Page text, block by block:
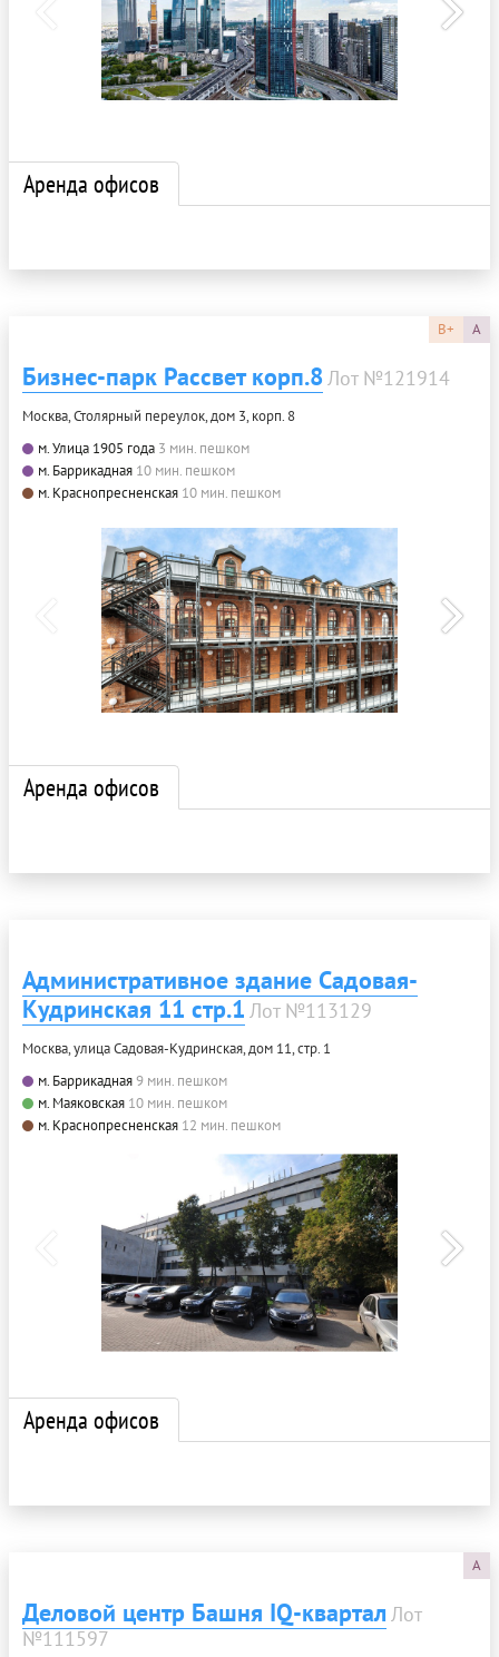
Аренда офисов
B+ A
Бизнес-парк Рассвет корп.8Лот №121914
Москва, Столярный переулок, дом 3, корп. 8
м. Улица 1905 года 3 мин. пешком
м. Баррикадная 10 мин. пешком
м. Краснопресненская 10 мин. пешком
Аренда офисов
Административное здание Садовая-
Кудринская 11 стр.1 Лот №113129
Москва, улица Садовая-Кудринская, дом 11, стр. 1
м. Баррикадная9 мин. пешком
м. Маяковская 10 мин. пешком
м. Краснопресненская 12 мин. пешком
Аренда офисов
A
Деловой центр Башня IQ-квартал Лот
№111597